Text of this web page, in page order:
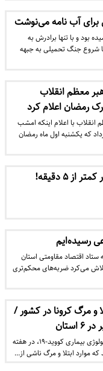
آب نامه می‌نوشت
بود و با تنها برادرش به
شروع جنگ تحمیلی به جبهه
معظم انقلاب
رمضان اعلام کرد
انقلاب با اعلام اینکه امشب
که یکشنبه اول ماه رمضان
از ۵ دقیقه!
رسیده‌ایم
اقتصاد مقاومتی استان
می‌کرد ضربه‌های محکم‌تری
و مرگ کرونا در کشور /
بر اساس اعلام کمیته اپیدمیولوژی بیماری کووید-۱۹، در هفته